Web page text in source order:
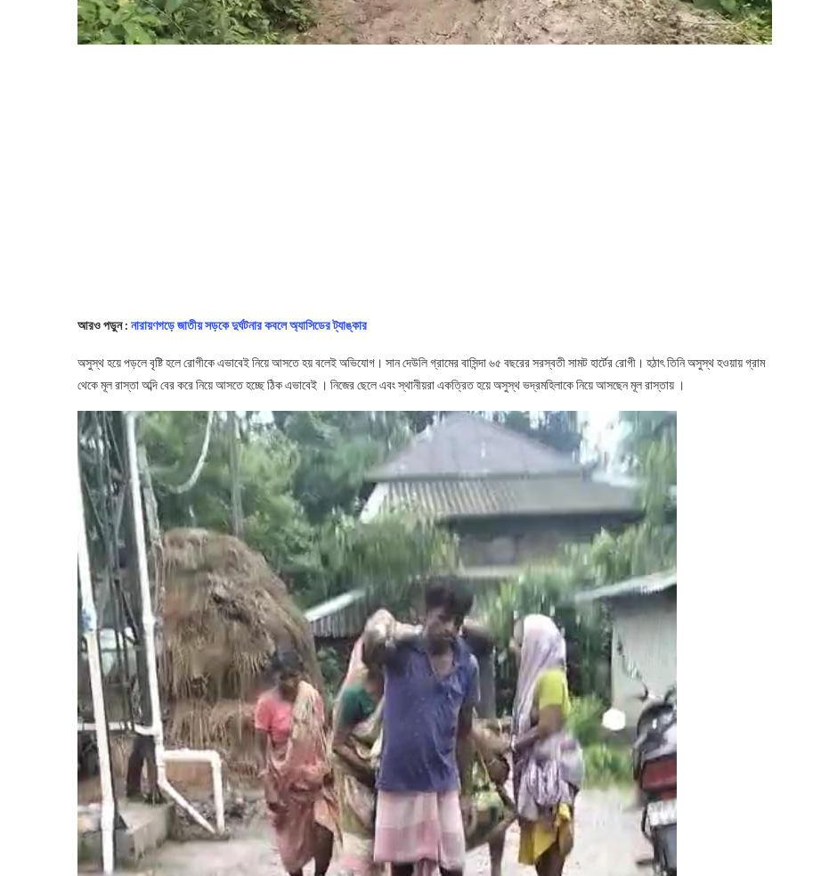
আরও পড়ুন : নারায়ণগড়ে জাতীয় সড়কে দুর্ঘটনার কবলে অ্যাসিডের ট্যাঙ্কার
অসুস্থ হয়ে পড়লে বৃষ্টি হলে রোগীকে এভাবেই নিয়ে আসতে হয় বলেই অভিযোগ। সান দেউলি গ্রামের বাসিন্দা ৬৫ বছরের সরস্বতী সামট হার্টের রোগী। হঠাৎ তিনি অসুস্থ হওয়ায় গ্রাম
থেকে মূল রাস্তা অব্দি বের করে নিয়ে আসতে হচ্ছে ঠিক এভাবেই । নিজের ছেলে এবং স্থানীয়রা একত্রিত হয়ে অসুস্থ ভদ্রমহিলাকে নিয়ে আসছেন মূল রাস্তায় ।